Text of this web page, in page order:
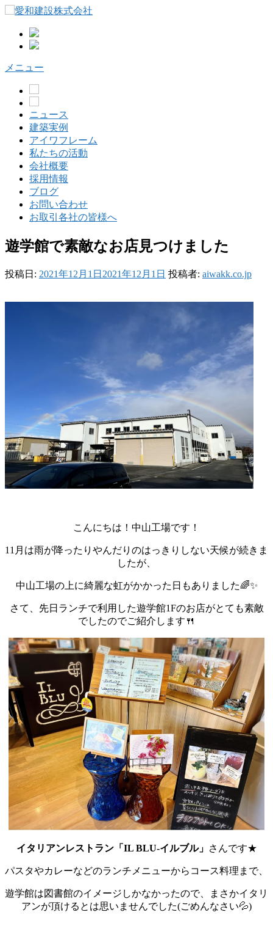
へ
メニュー
ニュース
建築実例
アイワフレーム
私たちの活動
会社概要
採用情報
ブログ
お問い合わせ
お取引各社の皆様へ
遊学館で素敵なお店見つけました
投稿日: 2021年12月1日 2021年12月1日 投稿者: aiwakk.co.jp
こんにちは！中山工場です！
11月は雨が降ったりやんだりのはっきりしない天候が続きま
したが、
中山工場の上に綺麗な虹がかかった日もありました🌈✨
さて、先日ランチで利用した遊学館1Fのお店がとても素敵
でしたのでご紹介します🍴
イタリアンレストラン「IL BLU-イルブル」 さんです★
パスタやカレーなどのランチメニューからコース料理まで、
遊学館は図書館のイメージしかなかったので、まさかイタリ
アンが頂けるとは思いませんでした(ごめんなさい💦)